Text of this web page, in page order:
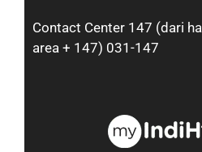
Contact Center 147 (dari
area + 147) 031-147